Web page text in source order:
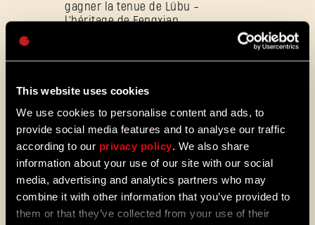
This website uses cookies
We use cookies to personalise content and ads, to
provide social media features and to analyse our traffic
according to our privacy policy. We also share
information about your use of our site with our social
media, advertising and analytics partners who may
combine it with other information that you’ve provided to
them or that they’ve collected from your use of their
gagner la tenue de Lübu -
l’héritage de Fengxian
gagner le Porte-bonheur du Cheval
ALL THE NEWS
NOTES
PATCH
08/03/2026
Update 1.29 - Summer of Enhancements
(1.29)
Mot de passe